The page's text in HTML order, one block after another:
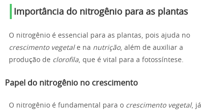
Importância do nitrogênio para as plantas
O nitrogênio é essencial para as plantas, pois ajuda no
crescimento vegetale na nutrição, além de auxiliar a
produção de clorofila, que é vital para a fotossíntese.
Papel do nitrogênio no crescimento
O nitrogênio é fundamental para o crescimento vegetal, já